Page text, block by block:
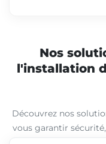
Nos
l'installation
Découvrez nos
vous garantir